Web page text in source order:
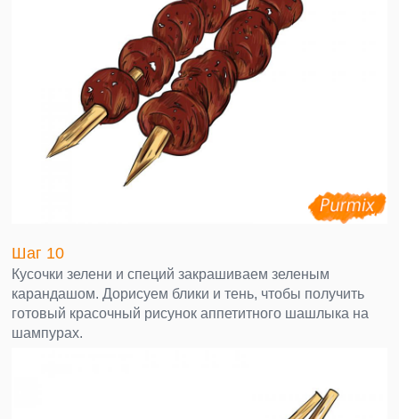
Шаг 10
Кусочки зелени и специй закрашиваем зеленым
карандашом. Дорисуем блики и тень, чтобы получить
готовый красочный рисунок аппетитного шашлыка на
шампурах.